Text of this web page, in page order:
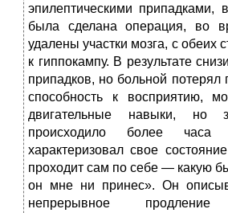
эпилептическими припадками,
была сделана операция, во
удалены участки мозга, с
к гиппокампу. В результате
припадков, но больной потерял
способность к восприятию,
двигательные навыки, но
происходило более
характеризовал свое
проходит сам по себе — какую
он мне ни принес». Он
непрерывное